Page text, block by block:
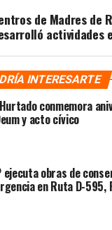
de Madres de
actividades
INTERESARTE
conmemora
y acto cívico
ejecuta obras de
en Ruta D-595,